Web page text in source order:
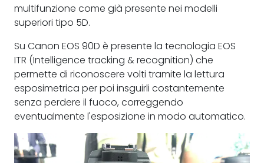
multifunzione come già presente nei modelli
superiori tipo 5D.
Su Canon EOS 90D è presente la tecnologia EOS
ITR (Intelligence tracking & recognition) che
permette di riconoscere volti tramite la lettura
esposimetrica per poi insguirli costantemente
senza perdere il fuoco, correggendo
eventualmente l'esposizione in modo automatico.